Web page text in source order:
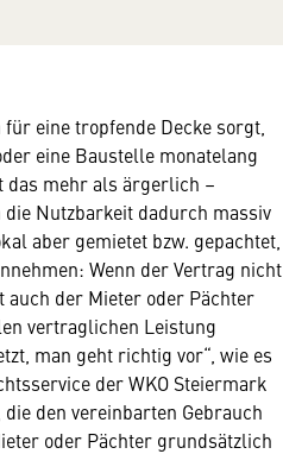
eine tropfende Decke sorgt,
eine Baustelle monatelang
mehr als ärgerlich –
Nutzbarkeit dadurch massiv
aber gemietet bzw. gepachtet,
Wenn der Vertrag nicht
der Mieter oder Pächter
vertraglichen Leistung
man geht richtig vor“, wie es
der WKO Steiermark
den vereinbarten Gebrauch
oder Pächter grundsätzlich